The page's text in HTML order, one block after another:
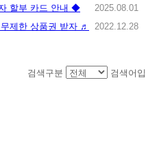
할부 카드 안내 ◆
2025.08.01
제한 상품권 받자 ♬ 2022.12.28
검색구분 검색어